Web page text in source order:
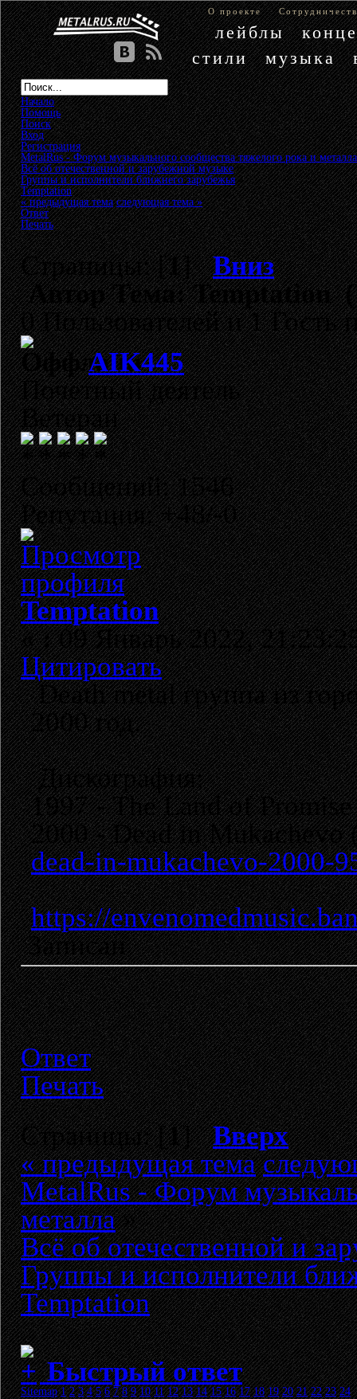
О проекте
лейблы
стили
музыка
Начало
Помощь
Поиск
Вход
Регистрация
MetalRus - Форум музыкального сообщества тяжелого рока и металла
Всё об отечественной и зарубежной музыке»
Группы и исполнители ближнего зарубежья»
Temptation
« предыдущая тема следующая тема »
Ответ
Печать
Страницы: [1]Вниз
АвторТема: Temptation
0 Пользователей и 1 Гость
AIK445
Почетный деятель
Ветеран
Сообщений: 1546
Репутация: +48/-0
Temptation
«:09 Январь 2022,
Цитировать
Death metal группа из
2000 год.
Дискография:
1997 - The Land of
2000 - Dead in Mukachevo
dead-in-mukachevo-2000-
https://
Записан
Ответ
Печать
Страницы: [1]Вверх
« предыдущая тема
MetalRus - Форум
металла»
Всё об отечественной и
Группы и исполнители
Temptation
Быстрый ответ
Sitemap 1 2 3 4 5 6 7 8 9 10 11 12 13 14 15 16 17 18 19 20 21 22 23 24